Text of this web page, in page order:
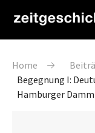
Home
Begegnung I:
Hamburger